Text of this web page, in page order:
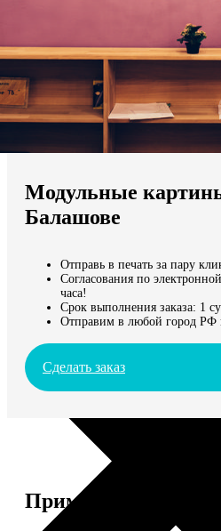
Мы доставляем по всему миру
Продолжить без города
Модульные
Балашове
Отправь в печать за пару
Согласования по
часа!
Срок выполнения заказа: 1
Отправим в любой город РФ
Сделать заказ
Примеры работ